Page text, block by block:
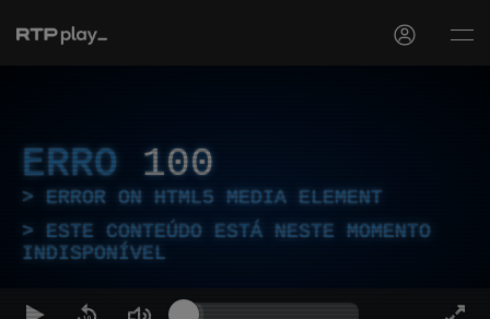
ERRO 100
ERROR ON HTML5 MEDIA ELEMENT
ESTE CONTEÚDO ESTÁ NESTE MOMENTO
INDISPONÍVEL